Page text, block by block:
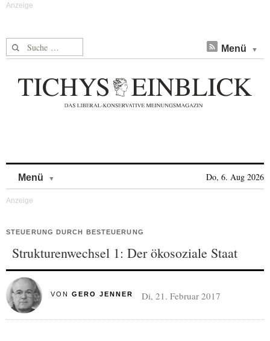
Suche nach: Menü
Menü Do, 6. Aug 2026
STEUERUNG DURCH BESTEUERUNG
Strukturenwechsel 1: Der ökosoziale Staat
VON GERO JENNER Di, 21. Februar 2017